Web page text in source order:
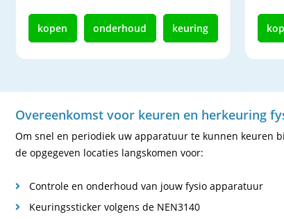
kopen onderhoud keuring
Overeenkomst voor keuren en herkeuring
Om snel en periodiek uw apparatuur te kunnen keuren
de opgegeven locaties langskomen voor:
Controle en onderhoud van jouw fysio apparatuur
Keuringssticker volgens de NEN3140